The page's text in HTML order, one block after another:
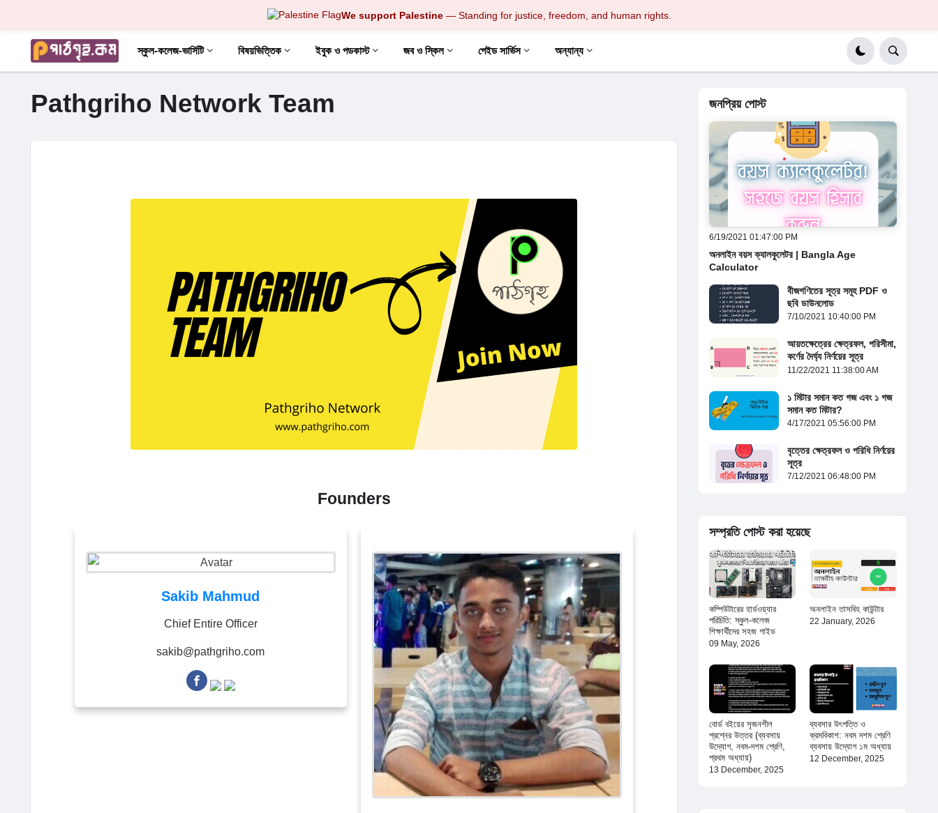
We support Palestine— Standing for justice, freedom, and human rights.
স্কুল-কলেজ-ভার্সিটি বিষয়ভিত্তিক ইবুক ও পডকাস্ট জব ও স্কিল পেইড সার্ভিস অন্যান্য
Pathgriho Network Team
Founders
Sakib Mahmud
Chief Entire Officer
sakib@pathgriho.com
জনপ্রিয় পোস্ট
অনলাইন বয়স ক্যালকুলেটর | Bangla Age
Calculator
6/19/2021 01:47:00 PM
বীজগণিতের সূত্র সমূহ PDF ও
ছবি ডাউনলোড
7/10/2021 10:40:00 PM
আয়তক্ষেত্রের ক্ষেত্রফল, পরিসীমা,
কর্ণের দৈর্ঘ্য নির্ণয়ের সূত্র
11/22/2021 11:38:00 AM
১ মিটার সমান কত গজ এবং ১ গজ
সমান কত মিটার?
4/17/2021 05:56:00 PM
বৃত্তের ক্ষেত্রফল ও পরিধি নির্ণয়ের
সূত্র
7/12/2021 06:48:00 PM
সম্প্রতি পোস্ট করা হয়েছে
কম্পিউটারের হার্ডওয়্যার
পরিচিতি: স্কুল-কলেজ
শিক্ষার্থীদের সহজ গাইড
09 May, 2026
অনলাইন তাসবিহ কাউন্টার
22 January, 2026
বোর্ড বইয়ের সৃজনশীল
প্রশ্নের উত্তর (ব্যবসায়
উদ্যোগ, নবম-দশম শ্রেণি,
প্রথম অধ্যায়)
13 December, 2025
ব্যবসার উৎপত্তি ও
ক্রমবিকাশ: নবম দশম শ্রেণি
ব্যবসায় উদ্যোগ ১ম অধ্যায়
12 December, 2025